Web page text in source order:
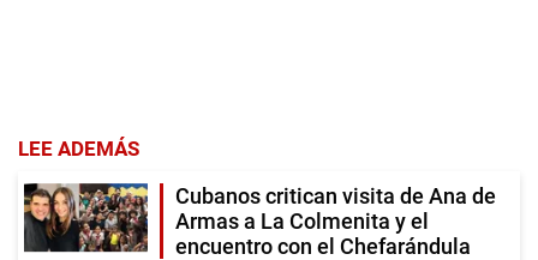
LEE ADEMÁS
Cubanos critican visita de Ana de
Armas a La Colmenita y el
encuentro con el Chefarándula